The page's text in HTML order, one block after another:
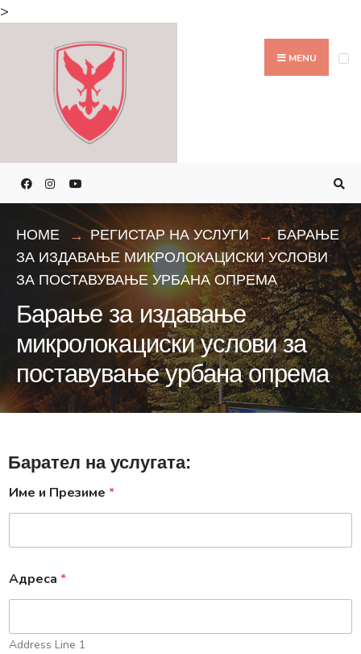
>
MENU
HOME РЕГИСТАР НА УСЛУГИ
БАРАЊЕ
ЗА ИЗДАВАЊЕ МИКРОЛОКАЦИСКИ УСЛОВИ
ЗА ПОСТАВУВАЊЕ УРБАНА ОПРЕМА
Барање за издавање
микролокациски услови за
поставување урбана опрема
Барател на услугата:
Име и Презиме *
Адреса *
Address Line 1